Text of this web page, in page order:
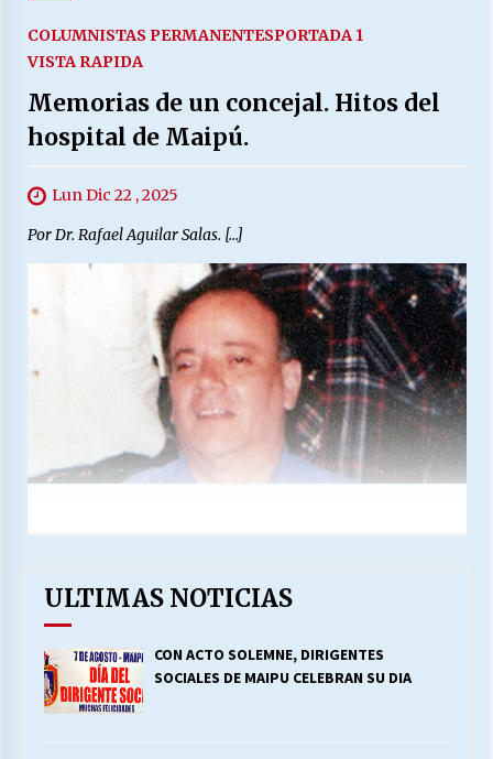
COLUMNISTAS PERMANENTESPORTADA 1
VISTA RAPIDA
Memorias de un concejal. Hitos del
hospital de Maipú.
Lun Dic 22 , 2025
Por Dr. Rafael Aguilar Salas. […]
ULTIMAS NOTICIAS
CON ACTO SOLEMNE, DIRIGENTES
SOCIALES DE MAIPU CELEBRAN SU DIA